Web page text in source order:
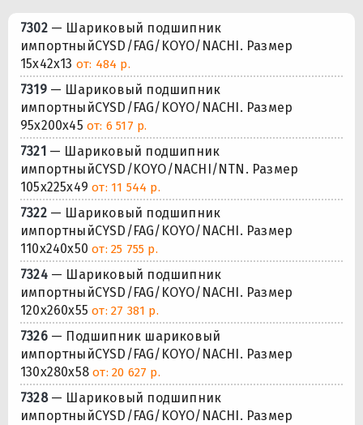
7302— Шариковый подшипник
импортныйCYSD/FAG/KOYO/NACHI. Размер
15x42x13 от: 484 р.
7319— Шариковый подшипник
импортныйCYSD/FAG/KOYO/NACHI. Размер
95x200x45 от: 6 517 р.
7321 — Шариковый подшипник
импортныйCYSD/KOYO/NACHI/NTN. Размер
105x225x49от: 11 544 р.
7322— Шариковый подшипник
импортныйCYSD/FAG/KOYO/NACHI. Размер
110x240x50от: 25 755 р.
7324— Шариковый подшипник
импортныйCYSD/FAG/KOYO/NACHI. Размер
120x260x55от: 27 381 р.
7326— Подшипник шариковый
импортныйCYSD/FAG/KOYO/NACHI. Размер
130x280x58от: 20 627 р.
7328— Шариковый подшипник
импортныйCYSD/FAG/KOYO/NACHI. Размер